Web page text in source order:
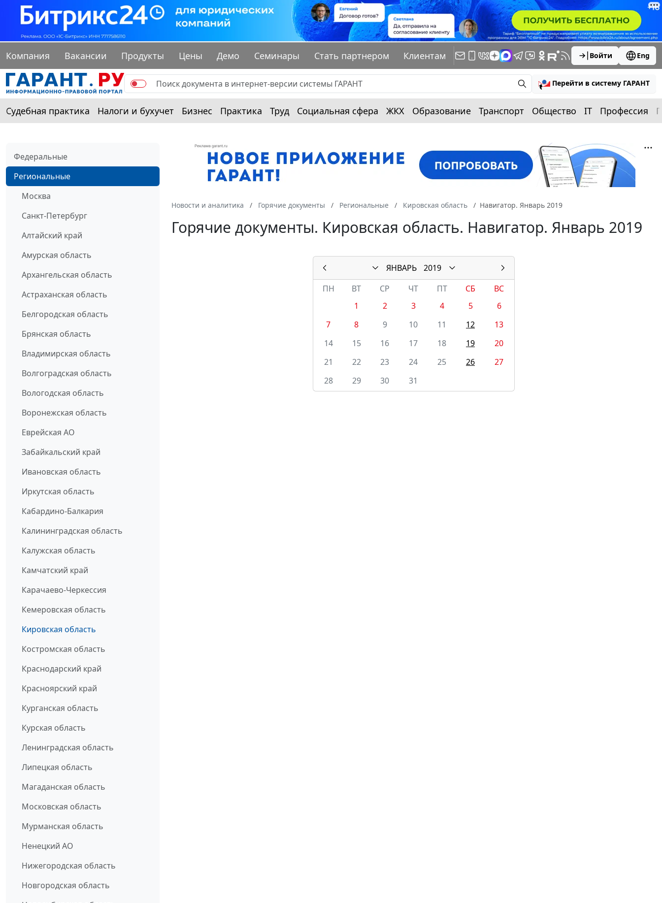
Компания Вакансии Продукты Цены Демо Семинары Стать партнером Клиентам Войти Eng
Перейти в систему ГАРАНТ
Судебная практика Налоги и бухучет Бизнес Практика Труд Социальная сфера ЖКХ Образование Транспорт Общество IT Профессия
Федеральные
Региональные
Москва
Санкт-Петербург
Алтайский край
Амурская область
Архангельская область
Астраханская область
Белгородская область
Брянская область
Владимирская область
Волгоградская область
Вологодская область
Воронежская область
Еврейская АО
Забайкальский край
Ивановская область
Иркутская область
Кабардино-Балкария
Калининградская область
Калужская область
Камчатский край
Карачаево-Черкессия
Кемеровская область
Кировская область
Костромская область
Краснодарский край
Красноярский край
Курганская область
Курская область
Ленинградская область
Липецкая область
Магаданская область
Московская область
Мурманская область
Ненецкий АО
Нижегородская область
Новгородская область
Новости и аналитика Горячие документы Региональные Кировская область Навигатор. Январь 2019
Горячие документы. Кировская область. Навигатор. Январь 2019
ЯНВАРЬ
2019
ПН
ВТ СР ЧТ ПТ СБ
ВС
1
2 3 4 5
6
7
8 9 10 11 12
13
14
15 16 17 18 19
20
21
22 23 24 25 26
27
28
29 30 31